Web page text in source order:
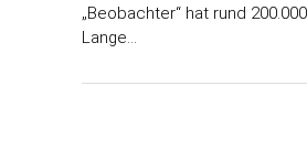
„Beobachter“ hat rund
Lange…